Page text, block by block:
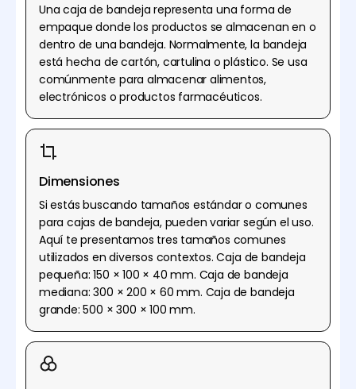
Una caja de bandeja representa una forma de
empaque donde los productos se almacenan en o
dentro de una bandeja. Normalmente, la bandeja
está hecha de cartón, cartulina o plástico. Se usa
comúnmente para almacenar alimentos,
electrónicos o productos farmacéuticos.
Dimensiones
Si estás buscando tamaños estándar o comunes
para cajas de bandeja, pueden variar según el uso.
Aquí te presentamos tres tamaños comunes
utilizados en diversos contextos. Caja de bandeja
pequeña: 150 × 100 × 40 mm. Caja de bandeja
mediana: 300 × 200 × 60 mm. Caja de bandeja
grande: 500 × 300 × 100 mm.